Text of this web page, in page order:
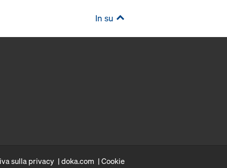
In su
sulla privacy doka.com Cookie